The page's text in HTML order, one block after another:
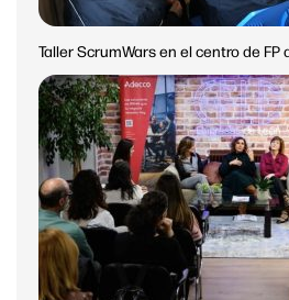
Taller ScrumWars en el centro de FP